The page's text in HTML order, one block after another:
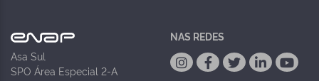
Asa Sul
SPO Área Especial 2-A
NAS REDES